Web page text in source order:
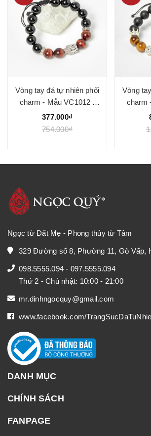
Vòng tay đá tự nhiên phối
charm - Mẫu VC1012 -
Ngọc Quý
377.000₫
754.000₫
Vòng
charm
Ngọc từ Đất Mẹ - Phong thủy từ Tâm
329 Đường số 8, Phường 11, Gò Vấp,
098.5555.094 - 097.5555.094
Thứ 2 - Chủ nhật: 10:00 - 21:00
mr.dinhngocquy@gmail.com
www.facebook.com/
DANH MỤC
CHÍNH SÁCH
FANPAGE